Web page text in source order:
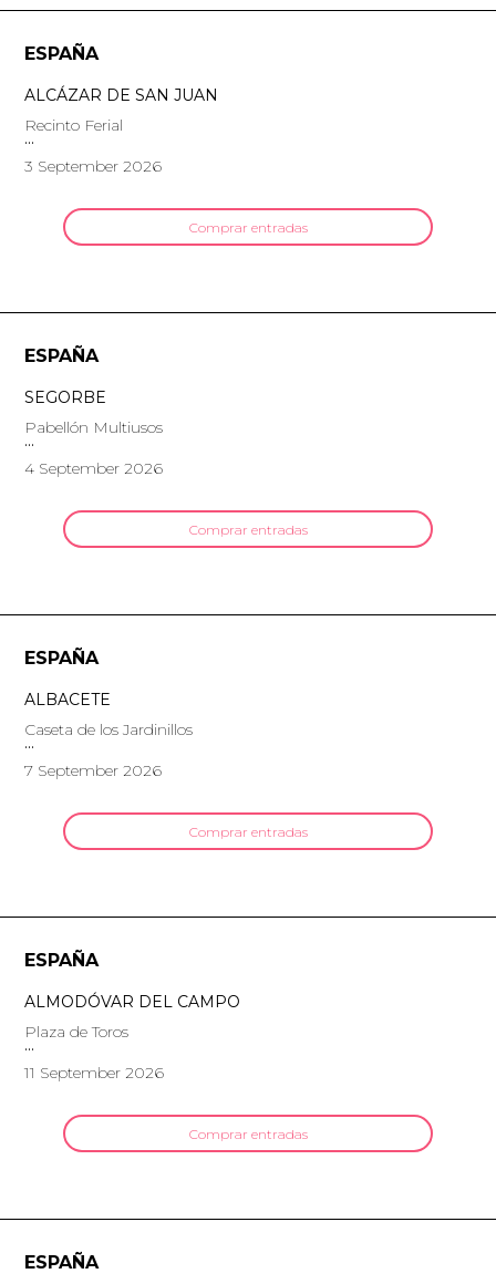
ESPAÑA
ALCÁZAR DE SAN JUAN
Recinto Ferial
3 September 2026
Comprar entradas
ESPAÑA
SEGORBE
Pabellón Multiusos
4 September 2026
Comprar entradas
ESPAÑA
ALBACETE
Caseta de los Jardinillos
7 September 2026
Comprar entradas
ESPAÑA
ALMODÓVAR DEL CAMPO
Plaza de Toros
11 September 2026
Comprar entradas
ESPAÑA